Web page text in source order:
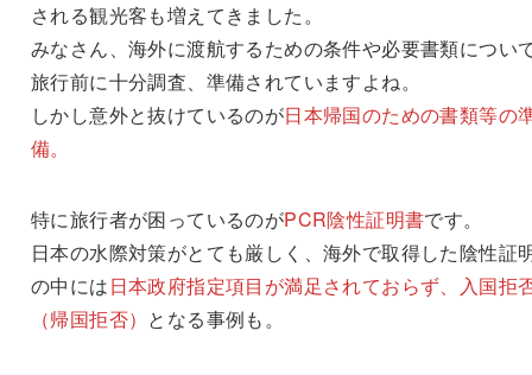
される観光客も増えてきました。
みなさん、海外に渡航するための条件や必要書類につい
旅行前に十分調査、準備されていますよね。
しかし意外と抜けているのが日本帰国のための書類等の
備。
特に旅行者が困っているのがPCR陰性証明書です。
日本の水際対策がとても厳しく、海外で取得した陰性証
の中には日本政府指定項目が満足されておらず、入国拒
（帰国拒否） となる事例も。